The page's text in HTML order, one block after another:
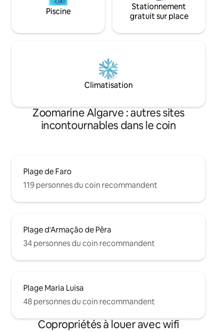
Piscine
Stationnement
gratuit sur place
Climatisation
Zoomarine Algarve : autres sites
incontournables dans le coin
Plage de Faro
119 personnes du coin recommandent
Plage d'Armação de Pêra
34 personnes du coin recommandent
Plage Maria Luisa
48 personnes du coin recommandent
Copropriétés à louer avec wifi